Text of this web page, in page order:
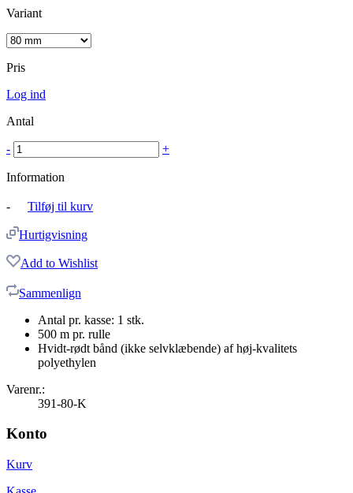
Variant
Pris
Log ind
Antal
- +
Information
- Tilføj til kurv
Hurtigvisning
Add to Wishlist
Sammenlign
Antal pr. kasse: 1 stk.
500 m pr. rulle
Hvidt-rødt bånd (ikke selvklæbende) af høj-kvalitets
polyethylen
Varenr.:
391-80-K
Konto
Kurv